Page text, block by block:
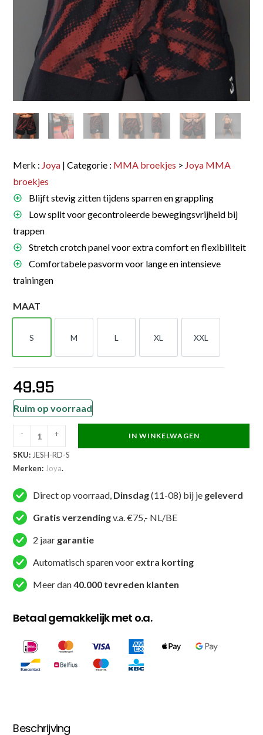
Merk : Joya | Categorie : MMA broekjes > Joya MMA
broekjes
Blijft stevig zitten tijdens sparren en grappling
Low split voor gecontroleerde bewegingsvrijheid bij
trappen
Stretch crotch panel voor extra comfort en flexibiliteit
Comfortabele pasvorm voor lange en intensieve
trainingen
MAAT
S
S
M
M
L
L
XL
XL
XXL
XXL
49.95
Ruim op voorraad
Elite
MMA
Short
Rood
aantal
- + IN WINKELWAGEN
SKU: JESH-RD-S
Merken: Joya.
Direct op voorraad, Dinsdag(11-08) bij je geleverd
Gratis verzendingv.a. €75,- NL/BE
2 jaar garantie
Automatisch sparen voor extra korting
Meer dan40.000 tevreden klanten
Betaal gemakkelijk met o.a.
Beschrijving